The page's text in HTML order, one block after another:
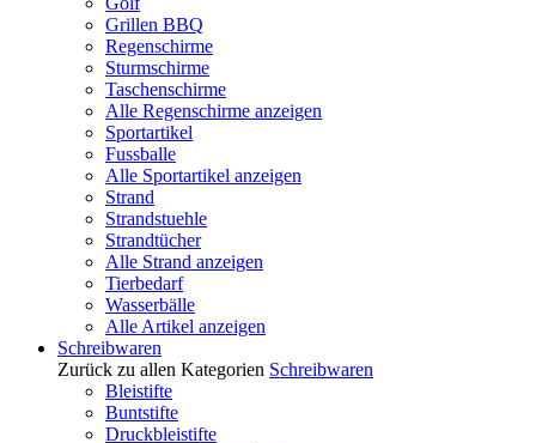
Grillen BBQ
Regenschirme
Sturmschirme
Taschenschirme
Alle Regenschirme anzeigen
Sportartikel
Fussballe
Alle Sportartikel anzeigen
Strand
Strandstuehle
Strandtücher
Alle Strand anzeigen
Tierbedarf
Wasserbälle
Alle Artikel anzeigen
Schreibwaren
Zurück zu allen Kategorien Schreibwaren
Bleistifte
Buntstifte
Druckbleistifte